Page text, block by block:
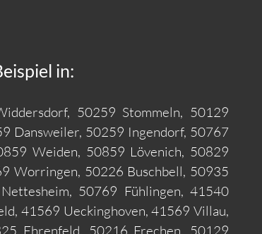
in:
50259 Stommeln, 50129
Dansweiler, 50259 Ingendorf, 50767
Weiden, 50859 Lövenich, 50829
Worringen, 50226 Buschbell, 50935
50769 Fühlingen, 41540
41569 Ueckinghoven, 41569 Villau,
Ehrenfeld, 50216 Frechen, 50129